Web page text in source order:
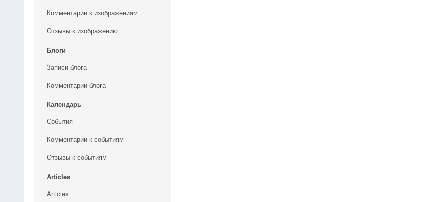
Комментарии к изображениям
Отзывы к изображению
Блоги
Записи блога
Комментарии блога
Календарь
События
Комментарии к событиям
Отзывы к событиям
Articles
Articles